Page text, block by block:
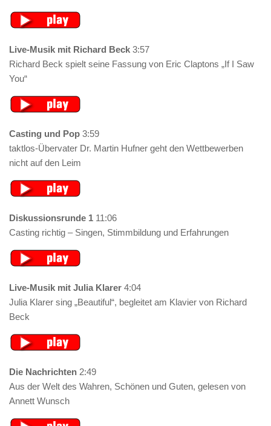
Live-Musik mit Richard Beck 3:57
Richard Beck spielt seine Fassung von Eric Claptons „If I Saw
You“
Casting und Pop 3:59
taktlos-Übervater Dr. Martin Hufner geht den Wettbewerben
nicht auf den Leim
Diskussionsrunde 1 11:06
Casting richtig – Singen, Stimmbildung und Erfahrungen
Live-Musik mit Julia Klarer 4:04
Julia Klarer sing „Beautiful“, begleitet am Klavier von Richard
Beck
Die Nachrichten 2:49
Aus der Welt des Wahren, Schönen und Guten, gelesen von
Annett Wunsch